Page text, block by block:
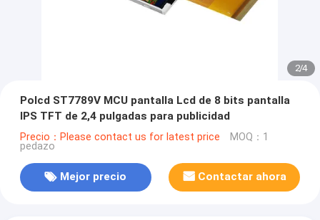
2/4
Polcd ST7789V MCU pantalla Lcd de 8 bits pantalla
IPS TFT de 2,4 pulgadas para publicidad
Precio：Please contact us for latest price MOQ：1
pedazo
Mejor precio Contactar ahora